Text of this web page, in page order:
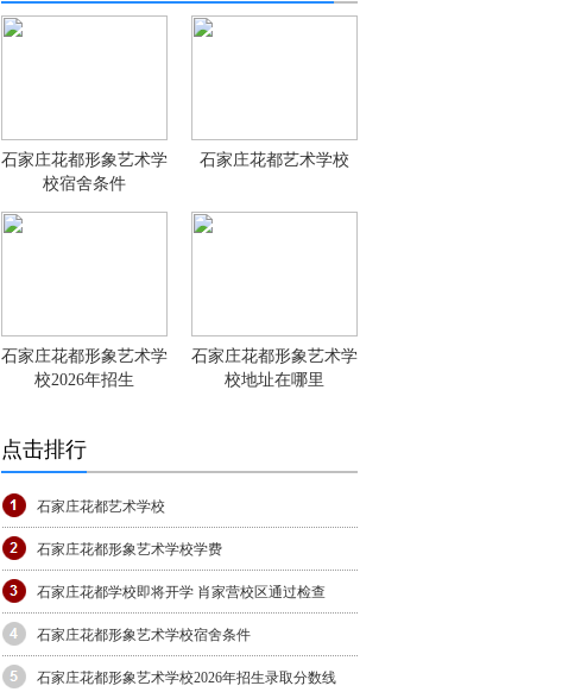
石家庄花都形象艺术学
校宿舍条件
石家庄花都艺术学校
石家庄花都形象艺术学
校2026年招生
石家庄花都形象艺术学
校地址在哪里
点击排行
石家庄花都艺术学校
石家庄花都形象艺术学校学费
石家庄花都学校即将开学 肖家营校区通过检查
石家庄花都形象艺术学校宿舍条件
石家庄花都形象艺术学校2026年招生录取分数线